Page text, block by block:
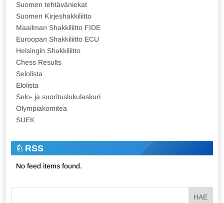
Suomen tehtäväniekat
Suomen Kirjeshakkiliitto
Maailman Shakkiliitto FIDE
Euroopan Shakkiliitto ECU
Helsingin Shakkiliitto
Chess Results
Selolista
Elolista
Selo- ja suorituslukulaskuri
Olympiakomitea
SUEK
RSS
No feed items found.